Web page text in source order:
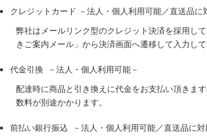
クレジットカード －法人・個人利用可能／直送品に
弊社はメールリンク型のクレジット決済を採用し
きご案内メール」から決済画面へ遷移して入力し
代金引換 －法人・個人利用可能－
配達時に商品と引き換えに代金をお支払い頂きま
数料が別途かかります。
前払い銀行振込 －法人・個人利用可能／直送品に対